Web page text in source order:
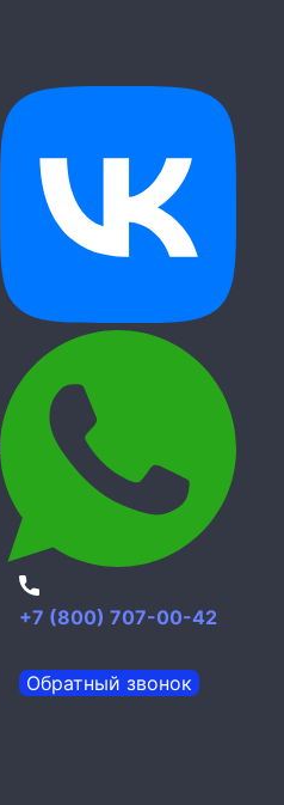
+7 (800) 707-00-42
Обратный звонок